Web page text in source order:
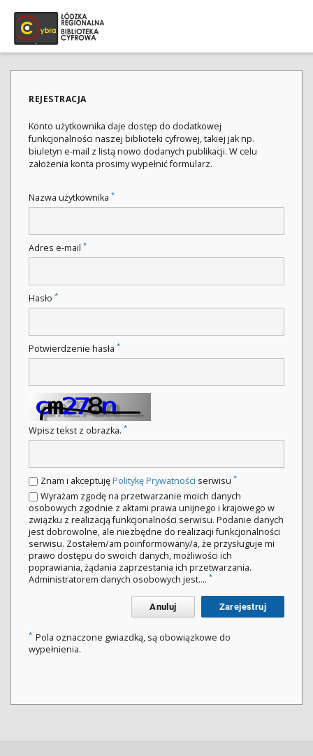
REJESTRACJA
Konto użytkownika daje dostęp do dodatkowej
funkcjonalności naszej biblioteki cyfrowej, takiej jak np.
biuletyn e-mail z listą nowo dodanych publikacji. W celu
założenia konta prosimy wypełnić formularz.
Nazwa użytkownika *
Adres e-mail *
Hasło *
Potwierdzenie hasła *
Wpisz tekst z obrazka. *
Znam i akceptujęPolitykę Prywatności serwisu *
Wyrażam zgodę na przetwarzanie moich danych
osobowych zgodnie z aktami prawa unijnego i krajowego w
związku z realizacją funkcjonalności serwisu. Podanie danych
jest dobrowolne, ale niezbędne do realizacji funkcjonalności
serwisu. Zostałem/am poinformowany/a, że przysługuje mi
prawo dostępu do swoich danych, możliwości ich
poprawiania, żądania zaprzestania ich przetwarzania.
Administratorem danych osobowych jest.... *
Anuluj Zarejestruj
* Pola oznaczone gwiazdką, są obowiązkowe do
wypełnienia.